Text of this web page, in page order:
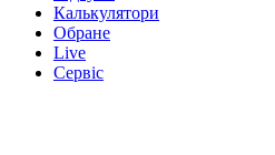
Калькулятори
Обране
Live
Сервіс